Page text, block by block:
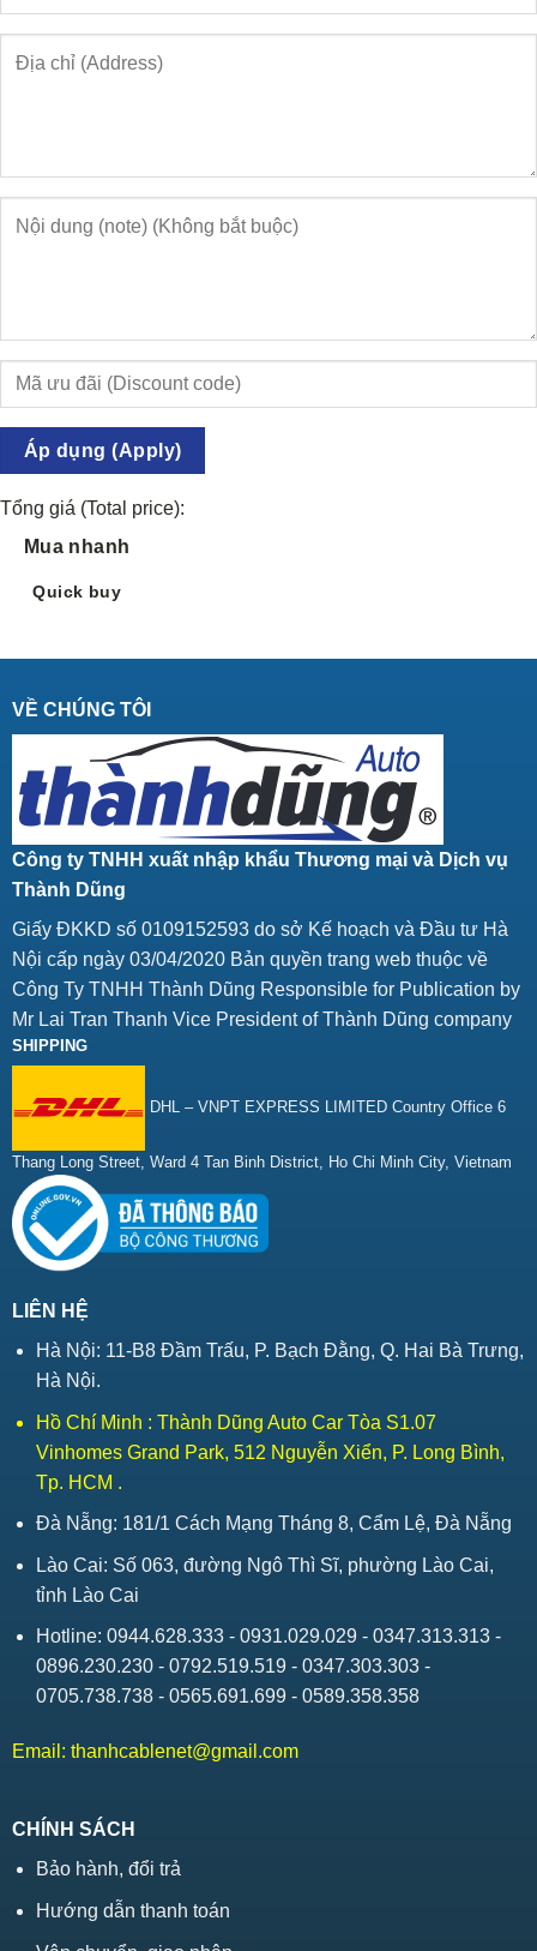
Áp dụng (Apply)
Tổng giá (Total price):
Mua nhanh
Quick buy
VỀ CHÚNG TÔI
Công ty TNHH xuất nhập khẩu Thương mại và Dịch vụ
Thành Dũng
Giấy ĐKKD số 0109152593 do sở Kế hoạch và Đầu tư Hà
Nội cấp ngày 03/04/2020 Bản quyền trang web thuộc về
Công Ty TNHH Thành Dũng Responsible for Publication by
Mr Lai Tran Thanh Vice President of Thành Dũng company
SHIPPING
DHL – VNPT EXPRESS LIMITED Country Office 6
Thang Long Street, Ward 4 Tan Binh District, Ho Chi Minh City, Vietnam
LIÊN HỆ
Hà Nội: 11-B8 Đầm Trấu, P. Bạch Đằng, Q. Hai Bà Trưng,
Hà Nội.
Hồ Chí Minh : Thành Dũng Auto Car Tòa S1.07
Vinhomes Grand Park, 512 Nguyễn Xiển, P. Long Bình,
Tp. HCM .
Đà Nẵng: 181/1 Cách Mạng Tháng 8, Cẩm Lệ, Đà Nẵng
Lào Cai: Số 063, đường Ngô Thì Sĩ, phường Lào Cai,
tỉnh Lào Cai
Hotline: 0944.628.333 - 0931.029.029 - 0347.313.313 -
0896.230.230 - 0792.519.519 - 0347.303.303 -
0705.738.738 - 0565.691.699 - 0589.358.358
Email: thanhcablenet@gmail.com
CHÍNH SÁCH
Bảo hành, đổi trả
Hướng dẫn thanh toán